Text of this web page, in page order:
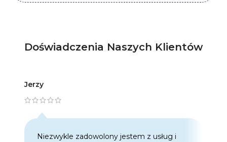
Doświadczenia Naszych Klientów
Jerzy
Niezwykle zadowolony jestem z usług i